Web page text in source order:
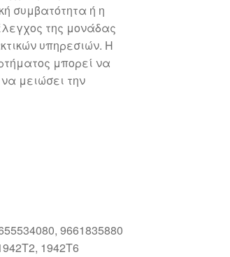
συμβατότητα ή η
της μονάδας
υπηρεσιών. Η
μπορεί να
μειώσει την
9661835880
1942T6